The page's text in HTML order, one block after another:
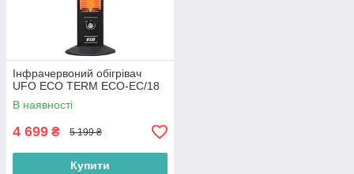
Інфрачервоний обігрівач
UFO ECO TERM ECO-EC/18
В наявності
4 699 ₴ 5 199 ₴
Купити